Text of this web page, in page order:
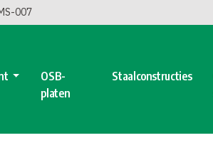
007
OSB-
platen
Staalconstructies